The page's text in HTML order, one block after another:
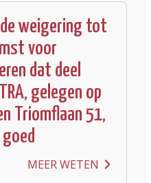
de weigering tot
voor
dat deel
gelegen op
Triomflaan 51,
MEER WETEN